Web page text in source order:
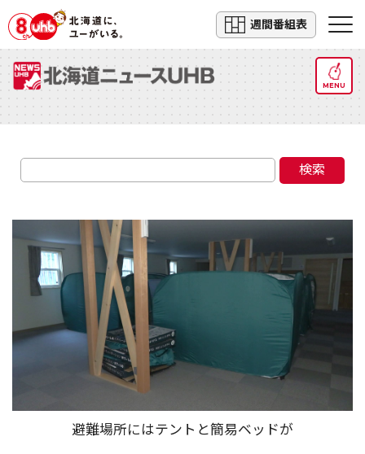
週間番組表
MENU
検索
避難場所にはテントと簡易ベッドが